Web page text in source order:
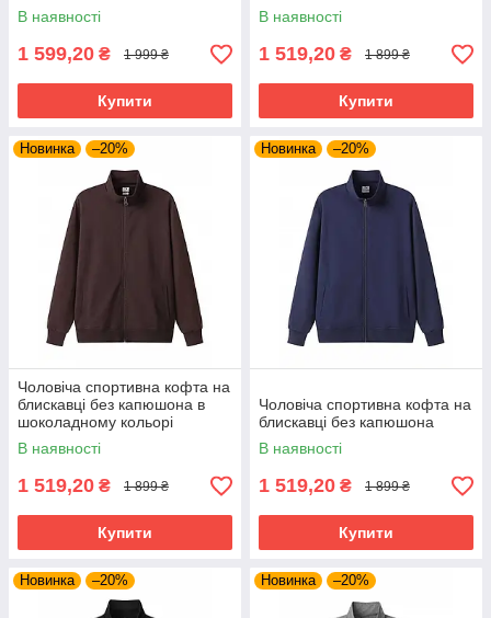
В наявності
1 599,20 ₴ 1 999 ₴
Купити
В наявності
1 519,20 ₴ 1 899 ₴
Купити
Новинка –20%
Чоловіча спортивна кофта на
блискавці без капюшона в
шоколадному кольорі
В наявності
1 519,20 ₴ 1 899 ₴
Купити
Новинка –20%
Чоловіча спортивна кофта на
блискавці без капюшона
В наявності
1 519,20 ₴ 1 899 ₴
Купити
Новинка –20% Новинка –20%